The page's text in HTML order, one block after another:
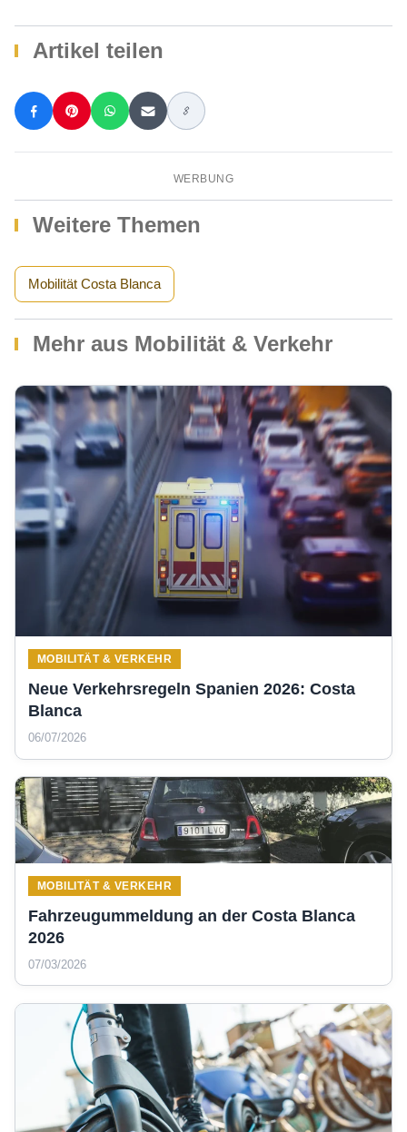
Artikel teilen
WERBUNG
Weitere Themen
Mobilität Costa Blanca
Mehr aus Mobilität & Verkehr
MOBILITÄT & VERKEHR
Neue Verkehrsregeln Spanien 2026: Costa
Blanca
06/07/2026
MOBILITÄT & VERKEHR
Fahrzeugummeldung an der Costa Blanca
2026
07/03/2026